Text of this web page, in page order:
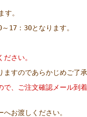
。
17：30となります。
さい。
すのであらかじめご了承
、 ご注文確認メール到
お渡しください。